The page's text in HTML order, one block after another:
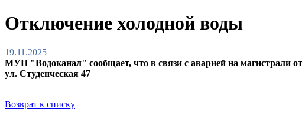
Отключение холодной воды
19.11.2025
МУП "Водоканал" сообщает, что в связи с аварией на магистрали
ул. Студенческая 47
Возврат к списку